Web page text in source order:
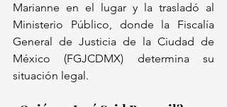
Marianne en el lugar y la trasladó al
Ministerio Público, donde la Fiscalía
General de Justicia de la Ciudad de
México (FGJCDMX) determina su
situación legal.